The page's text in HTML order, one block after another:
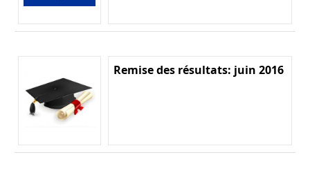
Remise des résultats: juin 2016